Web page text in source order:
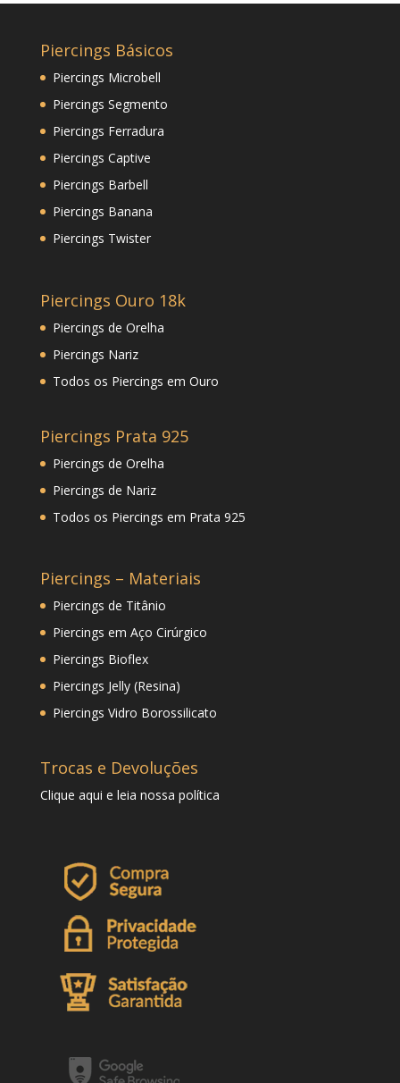
Piercings Básicos
Piercings Microbell
Piercings Segmento
Piercings Ferradura
Piercings Captive
Piercings Barbell
Piercings Banana
Piercings Twister
Piercings Ouro 18k
Piercings de Orelha
Piercings Nariz
Todos os Piercings em Ouro
Piercings Prata 925
Piercings de Orelha
Piercings de Nariz
Todos os Piercings em Prata 925
Piercings – Materiais
Piercings de Titânio
Piercings em Aço Cirúrgico
Piercings Bioflex
Piercings Jelly (Resina)
Piercings Vidro Borossilicato
Trocas e Devoluções
Clique aqui e leia nossa política